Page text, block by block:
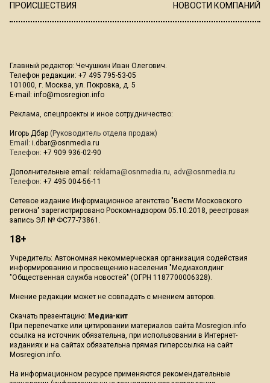
ПРОИСШЕСТВИЯ
НОВОСТИ КОМПАНИЙ
Главный редактор: Чечушкин Иван Олегович.
Телефон редакции: +7 495 795-53-05
101000, г. Москва, ул. Покровка, д. 5
E-mail: info@mosregion.info
Реклама, спецпроекты и иное сотрудничество:
Игорь Дбар (Руководитель отдела продаж)
Email: i.dbar@osnmedia.ru
Телефон: +7 909 936-02-90
Дополнительные email: reklama@osnmedia.ru, adv@osnmedia.ru
Телефон: +7 495 004-56-11
Сетевое издание Информационное агентство "Вести Московского
региона" зарегистрировано Роскомнадзором 05.10.2018, реестровая
запись ЭЛ № ФС77-73861.
18+
Учредитель: Автономная некоммерческая организация содействия
информированию и просвещению населения "Медиахолдинг
"Общественная служба новостей" (ОГРН 1187700006328).
Мнение редакции может не совпадать с мнением авторов.
Скачать презентацию: Медиа-кит
При перепечатке или цитировании материалов сайта Mosregion.info
ссылка на источник обязательна, при использовании в Интернет-
изданиях и на сайтах обязательна прямая гиперссылка на сайт
Mosregion.info.
На информационном ресурсе применяются рекомендательные